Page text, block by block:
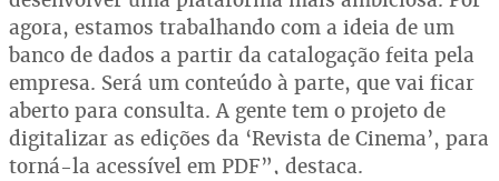
agora, estamos trabalhando com a ideia de um
banco de dados a partir da catalogação feita pela
empresa. Será um conteúdo à parte, que vai ficar
aberto para consulta. A gente tem o projeto de
digitalizar as edições da ‘Revista de Cinema’, para
torná-la acessível em PDF”, destaca.